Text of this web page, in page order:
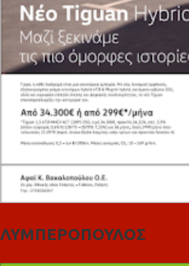
ΛΥΜΠΕΡΟΠΟΥΛΟΣ